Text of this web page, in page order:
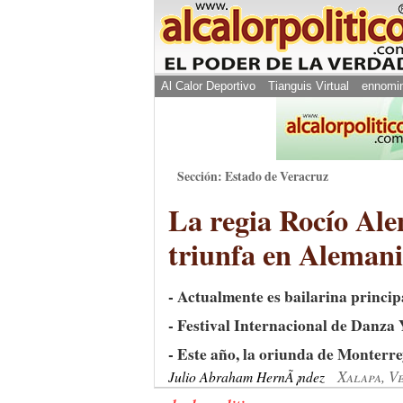
Al Calor Deportivo Tianguis Virtual
Sección: Estado de Veracruz
La regia Rocío
triunfa en
- Actualmente es bailarina
- Festival Internacional de
- Este año, la oriunda de
Julio Abraham HernÃ¡ndez Xalapa,